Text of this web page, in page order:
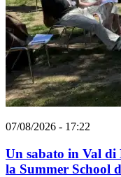
07/08/2026 - 17:22
Un sabato in Val di
la Summer School